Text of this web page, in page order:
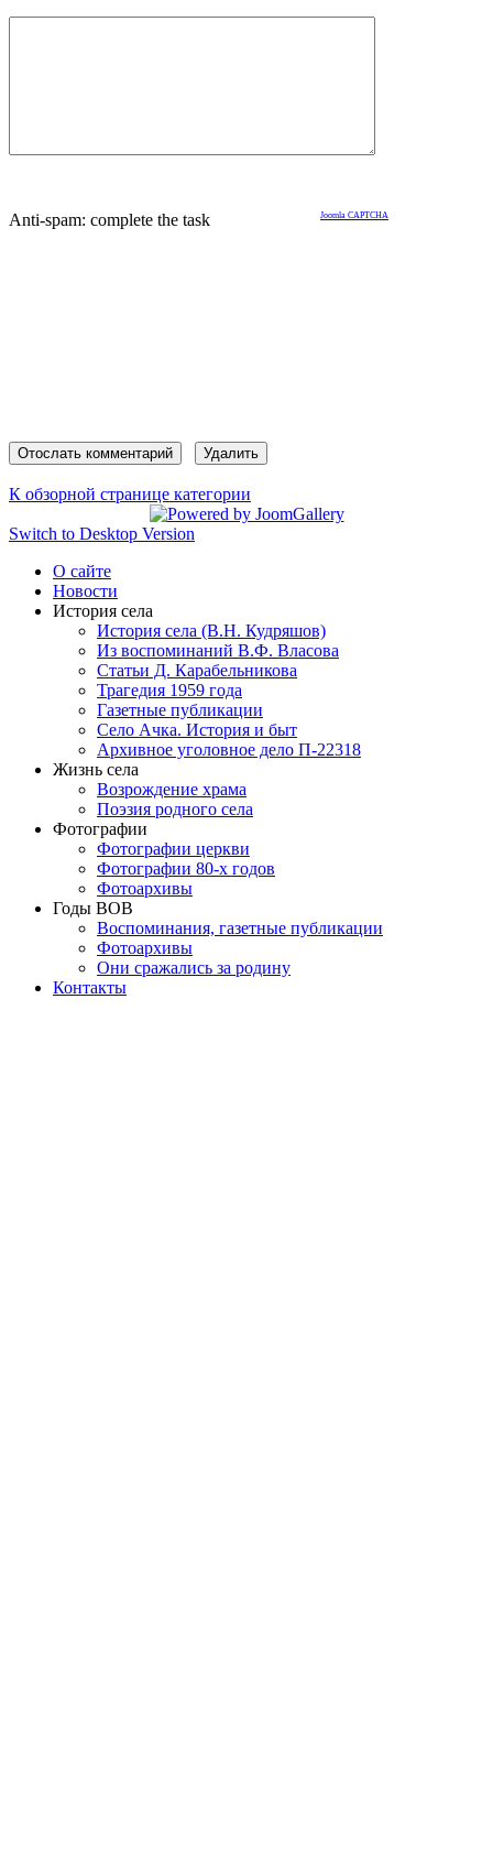
Anti-spam: complete the task Joomla CAPTCHA
К обзорной странице категории
Switch to Desktop Version
О сайте
Новости
История села
История села (В.Н. Кудряшов)
Из воспоминаний В.Ф. Власова
Статьи Д. Карабельникова
Трагедия 1959 года
Газетные публикации
Село Ачка. История и быт
Архивное уголовное дело П-22318
Жизнь села
Возрождение храма
Поэзия родного села
Фотографии
Фотографии церкви
Фотографии 80-х годов
Фотоархивы
Годы ВОВ
Воспоминания, газетные публикации
Фотоархивы
Они сражались за родину
Контакты